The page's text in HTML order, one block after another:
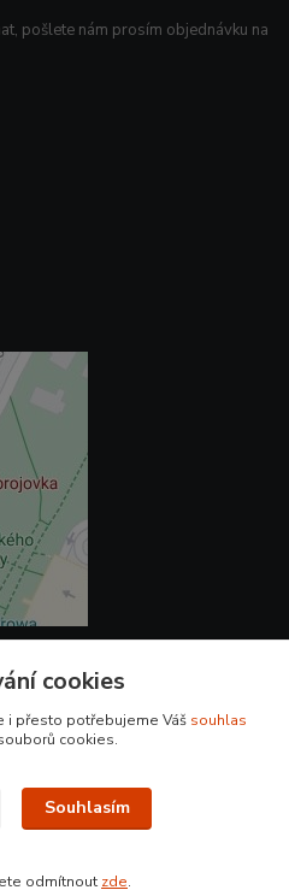
pošlete nám prosím objednávku na
cookies
i přesto potřebujeme Váš souhlas
cookies.
Souhlasím
odmítnout zde.